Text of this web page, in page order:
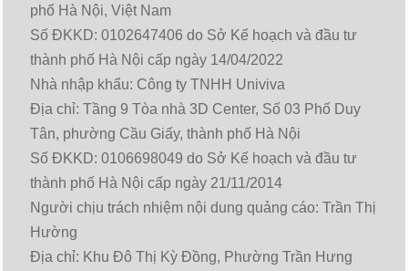
phố Hà Nội, Việt Nam
Số ĐKKD: 0102647406 do Sở Kế hoạch và đầu tư
thành phố Hà Nội cấp ngày 14/04/2022
Nhà nhập khẩu: Công ty TNHH Univiva
Địa chỉ: Tầng 9 Tòa nhà 3D Center, Số 03 Phố Duy
Tân, phường Cầu Giấy, thành phố Hà Nội
Số ĐKKD: 0106698049 do Sở Kế hoạch và đầu tư
thành phố Hà Nội cấp ngày 21/11/2014
Người chịu trách nhiệm nội dung quảng cáo: Trần Thị
Hường
Địa chỉ: Khu Đô Thị Kỳ Đồng, Phường Trần Hưng